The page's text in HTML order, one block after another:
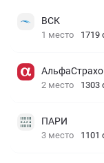
ВСК
1 место 1719
2 место 1303
ПАРИ
3 место 1101